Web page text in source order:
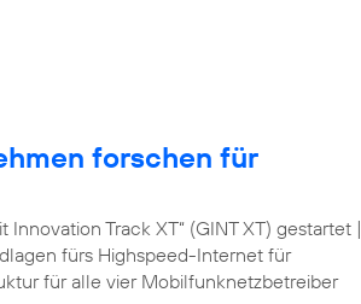
forschen für
Track XT“ (GINT XT) gestartet |
fürs Highspeed-Internet für
für alle vier Mobilfunknetzbetreiber